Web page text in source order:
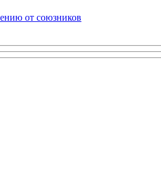
от союзников